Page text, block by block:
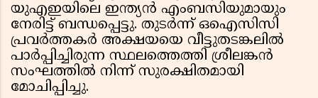
യുഎഇയിലെ ഇന്ത്യൻ എംബസിയുമായും
നേരിട്ട് ബന്ധപ്പെട്ടു. തുടർന്ന് ഒഐസിസി
പ്രവർത്തകർ അക്ഷയയെ വീട്ടുതടങ്കലിൽ
പാർപ്പിച്ചിരുന്ന സ്ഥലത്തെത്തി ശ്രീലങ്കൻ
സംഘത്തിൽ നിന്ന് സുരക്ഷിതമായി
മോചിപ്പിച്ചു.